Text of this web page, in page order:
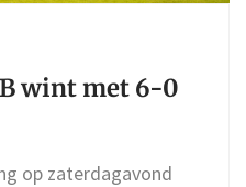
wint met 6-0
op zaterdagavond